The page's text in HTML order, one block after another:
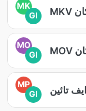
MK
GI
MO
GI
MP
GI